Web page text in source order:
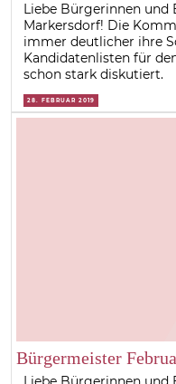
Liebe Bürgerinnen und
Markersdorf! Die
immer deutlicher ihre
Kandidatenlisten für
schon stark diskutiert.
28. FEBRUAR 2019
Bürgermeister